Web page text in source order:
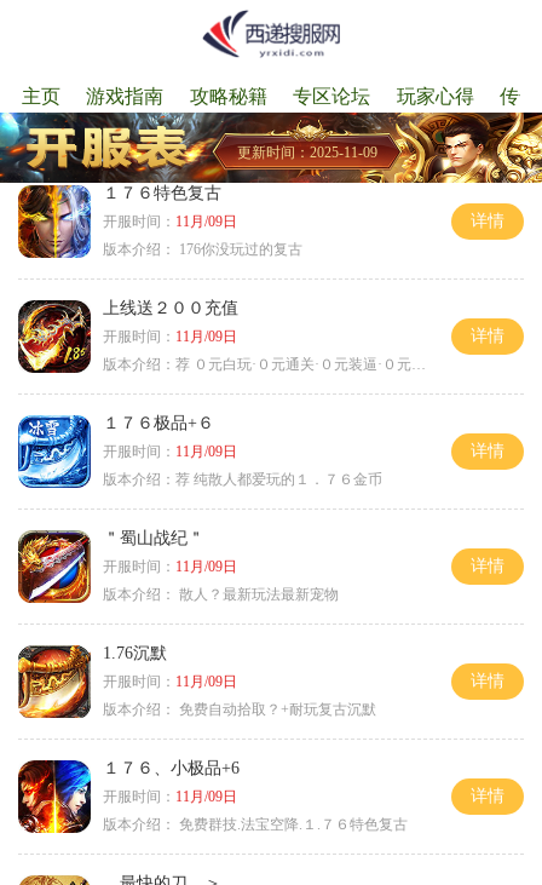
主页 游戏指南 攻略秘籍 专区论坛 玩家心得 传
更新时间：2025-11-09
１７６特色复古
开服时间： 11月/09日
版本介绍：
176你没玩过的复古
详情
上线送２００充值
开服时间： 11月/09日
版本介绍： 荐 ０元白玩·０元通关·０元装逼·０元满赞
详情
１７６极品+６
开服时间： 11月/09日
版本介绍： 荐 纯散人都爱玩的１．７６金币
详情
＂蜀山战纪＂
开服时间： 11月/09日
版本介绍： 散人？最新玩法最新宠物
详情
1.76沉默
开服时间： 11月/09日
版本介绍： 免费自动拾取？+耐玩复古沉默
详情
１７６、小极品+6
开服时间： 11月/09日
版本介绍： 免费群技.法宝空降.１.７６特色复古
详情